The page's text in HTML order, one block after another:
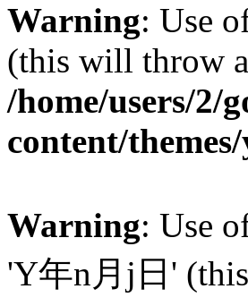
Warning: Use
(this will throw
/home/users/2/
content/
Warning: Use
'Y年n月j日'